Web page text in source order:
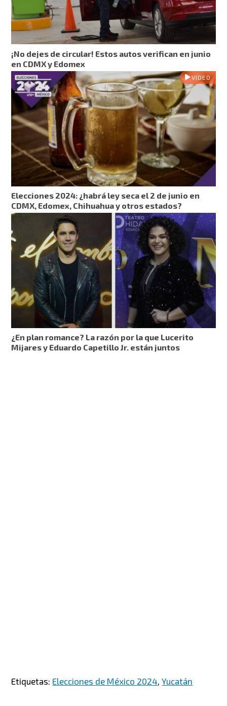
¡No dejes de circular! Estos autos verifican en junio
en CDMX y Edomex
VIDEO
Elecciones 2024: ¿habrá ley seca el 2 de junio en
CDMX, Edomex, Chihuahua y otros estados?
¿En plan romance? La razón por la que Lucerito
Mijares y Eduardo Capetillo Jr. están juntos
Etiquetas: Elecciones de México 2024,Yucatán